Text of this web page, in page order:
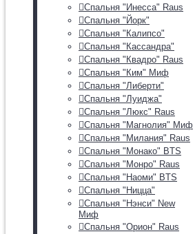
Спальня "Инесса" Raus
Спальня "Йорк"
Спальня "Калипсо"
Спальня "Кассандра"
Спальня "Квадро" Raus
Спальня "Ким" Миф
Спальня "Либерти"
Спальня "Луиджа"
Спальня "Люкс" Raus
Спальня "Магнолия" Миф
Спальня "Милания" Raus
Спальня "Монако" BTS
Спальня "Монро" Raus
Спальня "Наоми" BTS
Спальня "Ницца"
Спальня "Нэнси" New
Миф
Спальня "Орион" Raus